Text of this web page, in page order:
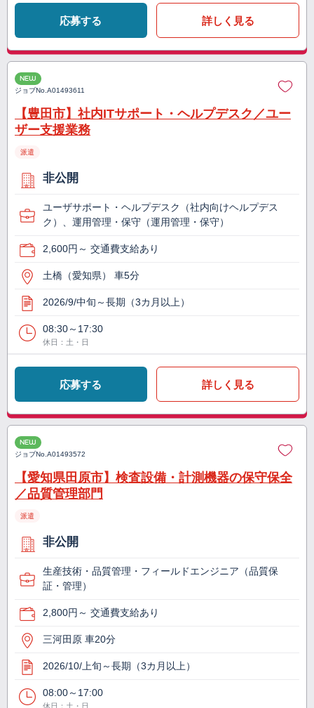
応募する 詳しく見る
NEW
ジョブNo.A01493611
【豊田市】社内ITサポート・ヘルプデスク／ユー
ザー支援業務
派遣
非公開
ユーザサポート・ヘルプデスク（社内向けヘルプデス
ク）、運用管理・保守（運用管理・保守）
2,600円～ 交通費支給あり
土橋（愛知県） 車5分
2026/9/中旬～長期（3カ月以上）
08:30～17:30
休日：土・日
応募する 詳しく見る
NEW
ジョブNo.A01493572
【愛知県田原市】検査設備・計測機器の保守保全
／品質管理部門
派遣
非公開
生産技術・品質管理・フィールドエンジニア（品質保
証・管理）
2,800円～ 交通費支給あり
三河田原 車20分
2026/10/上旬～長期（3カ月以上）
08:00～17:00
休日：土・日